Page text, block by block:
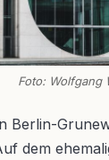
Foto: Wolfgang
Berlin-
dem